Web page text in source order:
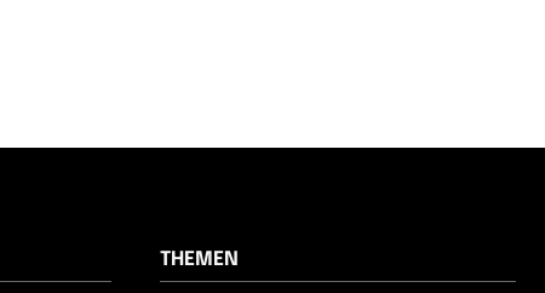
THEMEN